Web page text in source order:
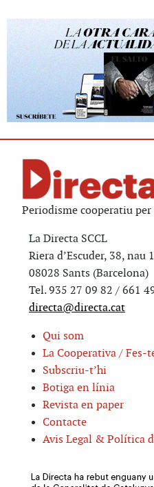
Periodisme cooperatiu
La Directa SCCL
Riera d’Escuder, 38, nau
08028 Sants (Barcelona)
Tel. 935 27 09 82 / 661
directa@directa.cat
Qui som
La Cooperativa / Fes-
Subscriu-t’hi
Botiga en línia
Revista en paper
Contacte
Avis Legal & Política